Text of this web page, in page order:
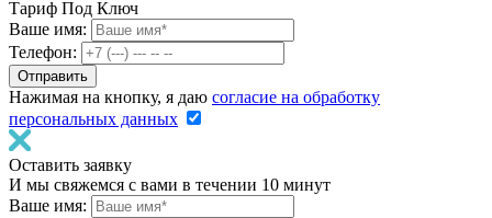
Тариф Под Ключ
Ваше имя:
Телефон:
Нажимая на кнопку, я даю согласие на обработку
персональных данных
Оставить заявку
И мы свяжемся с вами в течении 10 минут
Ваше имя: